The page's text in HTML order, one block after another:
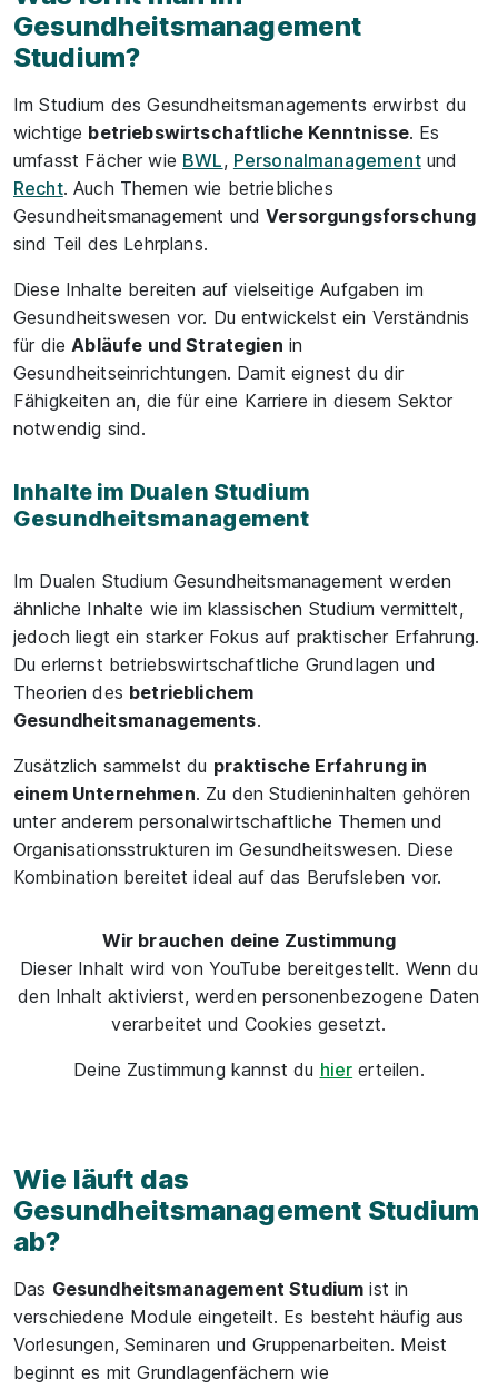
Gesundheitsmanagement
Studium?
Im Studium des Gesundheitsmanagements erwirbst du
wichtige betriebswirtschaftliche Kenntnisse. Es
umfasst Fächer wie BWL, Personalmanagementund
Recht. Auch Themen wie betriebliches
Gesundheitsmanagement undVersorgungsforschung
sind Teil des Lehrplans.
Diese Inhalte bereiten auf vielseitige Aufgaben im
Gesundheitswesen vor. Du entwickelst ein Verständnis
für dieAbläufe und Strategien in
Gesundheitseinrichtungen. Damit eignest du dir
Fähigkeiten an, die für eine Karriere in diesem Sektor
notwendig sind.
Inhalte im Dualen Studium
Gesundheitsmanagement
Im Dualen Studium Gesundheitsmanagement werden
ähnliche Inhalte wie im klassischen Studium vermittelt,
jedoch liegt ein starker Fokus auf praktischer Erfahrung.
Du erlernst betriebswirtschaftliche Grundlagen und
Theorien des betrieblichem
Gesundheitsmanagements.
Zusätzlich sammelst du praktische Erfahrung in
einem Unternehmen. Zu den Studieninhalten gehören
unter anderem personalwirtschaftliche Themen und
Organisationsstrukturen im Gesundheitswesen. Diese
Kombination bereitet ideal auf das Berufsleben vor.
Wir brauchen deine Zustimmung
Dieser Inhalt wird von YouTube bereitgestellt. Wenn du
den Inhalt aktivierst, werden personenbezogene Daten
verarbeitet und Cookies gesetzt.
Deine Zustimmung kannst du hier erteilen.
Wie läuft das
Gesundheitsmanagement Studium
ab?
Das Gesundheitsmanagement Studium ist in
verschiedene Module eingeteilt. Es besteht häufig aus
Vorlesungen, Seminaren und Gruppenarbeiten. Meist
beginnt es mit Grundlagenfächern wie